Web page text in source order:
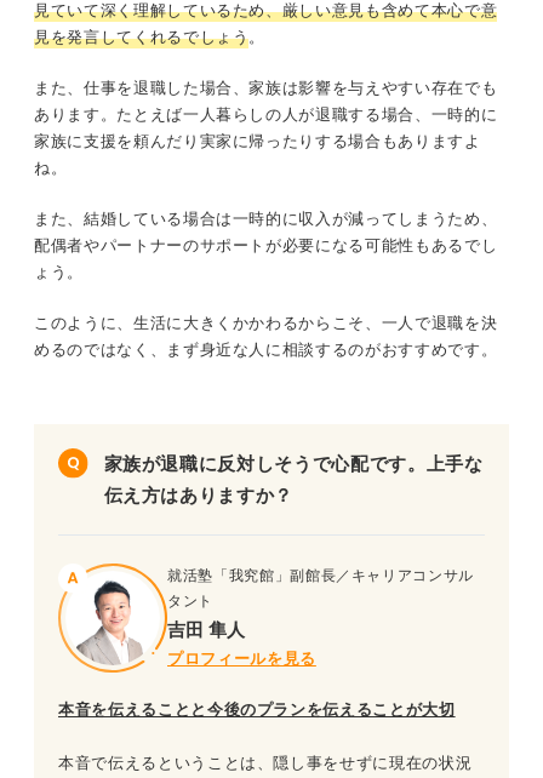
見ていて深く理解しているため、厳しい意見も含めて本心で意
見を発言してくれるでしょう。
また、仕事を退職した場合、家族は影響を与えやすい存在でも
あります。たとえば一人暮らしの人が退職する場合、一時的に
家族に支援を頼んだり実家に帰ったりする場合もありますよ
ね。
また、結婚している場合は一時的に収入が減ってしまうため、
配偶者やパートナーのサポートが必要になる可能性もあるでし
ょう。
このように、生活に大きくかかわるからこそ、一人で退職を決
めるのではなく、まず身近な人に相談するのがおすすめです。
家族が退職に反対しそうで心配です。上手な
伝え方はありますか？
就活塾「我究館」副館長／キャリアコンサル
タント
吉田 隼人
プロフィールを見る
本音を伝えることと今後のプランを伝えることが大切
本音で伝えるということは、隠し事をせずに現在の状況